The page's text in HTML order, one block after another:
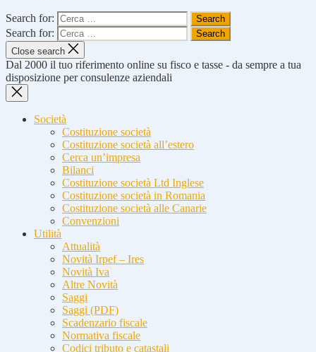
Search for:
Search for:
Close search
Dal 2000 il tuo riferimento online su fisco e tasse - da sempre a tua
disposizione per consulenze aziendali
Società
Costituzione società
Costituzione società all’estero
Cerca un’impresa
Bilanci
Costituzione società Ltd Inglese
Costituzione società in Romania
Costituzione società alle Canarie
Convenzioni
Utilità
Attualità
Novità Irpef – Ires
Novità Iva
Altre Novità
Saggi
Saggi (PDF)
Scadenzario fiscale
Normativa fiscale
Codici tributo e catastali